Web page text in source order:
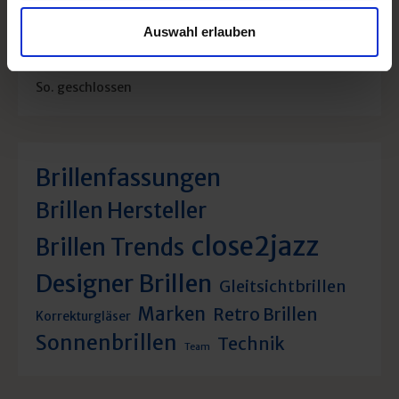
Auswahl erlauben
Mi. 09:30–13:30
Do. 09:30–13:30, 14:30–19:00
Sa. 10:00–14:00
So. geschlossen
Brillenfassungen
Brillen Hersteller
Brillen Trends close2jazz
Designer Brillen Gleitsichtbrillen
Korrekturgläser Marken Retro Brillen
Sonnenbrillen Team Technik